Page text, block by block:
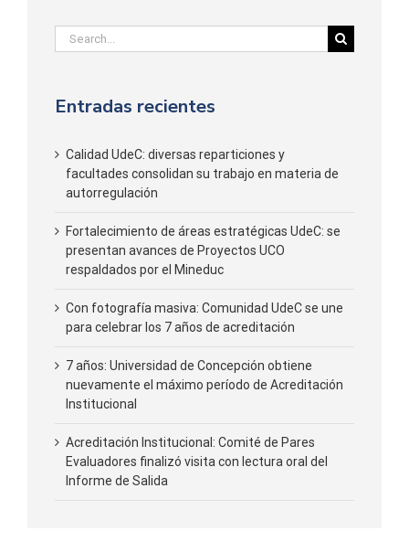
Search
for:
Entradas recientes
Calidad UdeC: diversas reparticiones y
facultades consolidan su trabajo en materia de
autorregulación
Fortalecimiento de áreas estratégicas UdeC: se
presentan avances de Proyectos UCO
respaldados por el Mineduc
Con fotografía masiva: Comunidad UdeC se une
para celebrar los 7 años de acreditación
7 años: Universidad de Concepción obtiene
nuevamente el máximo período de Acreditación
Institucional
Acreditación Institucional: Comité de Pares
Evaluadores finalizó visita con lectura oral del
Informe de Salida